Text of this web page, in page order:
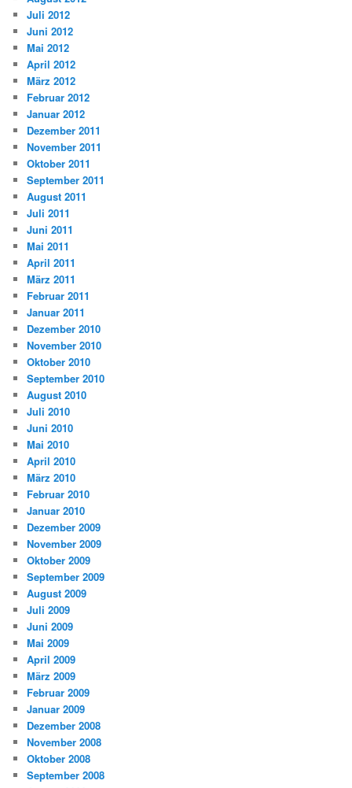
Juli 2012
Juni 2012
Mai 2012
April 2012
März 2012
Februar 2012
Januar 2012
Dezember 2011
November 2011
Oktober 2011
September 2011
August 2011
Juli 2011
Juni 2011
Mai 2011
April 2011
März 2011
Februar 2011
Januar 2011
Dezember 2010
November 2010
Oktober 2010
September 2010
August 2010
Juli 2010
Juni 2010
Mai 2010
April 2010
März 2010
Februar 2010
Januar 2010
Dezember 2009
November 2009
Oktober 2009
September 2009
August 2009
Juli 2009
Juni 2009
Mai 2009
April 2009
März 2009
Februar 2009
Januar 2009
Dezember 2008
November 2008
Oktober 2008
September 2008